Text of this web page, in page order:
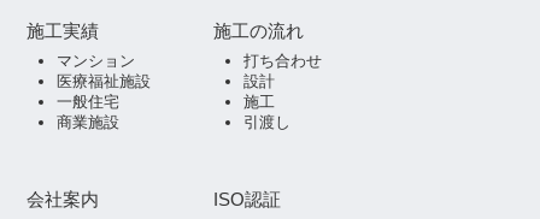
施工実績
マンション
医療福祉施設
一般住宅
商業施設
施工の流れ
打ち合わせ
設計
施工
引渡し
会社案内 ISO認証